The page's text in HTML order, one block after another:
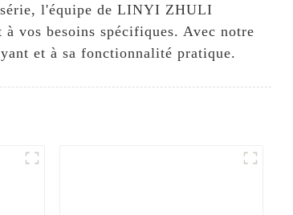
série, l'équipe de LINYI ZHULI
vos besoins spécifiques. Avec notre
et à sa fonctionnalité pratique.